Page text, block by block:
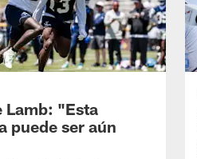
Lamb: "Esta
puede ser aún